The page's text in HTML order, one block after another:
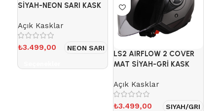
SİYAH-NEON SARI KASK
Açık Kasklar
₺3.499,00 NEON SARI
LS2 AIRFLOW 2 COVER
MAT SİYAH-GRİ KASK
Açık Kasklar
₺3.499,00 SIYAH/GRI